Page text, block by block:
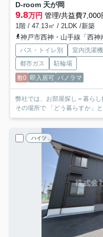
D-room 天が岡
9.8万円 管理/共益費7,000
1階 / 47.13㎡ / 2LDK /新築
神戸市西神・山手線「西神
バス・トイレ別 室内洗濯
都市ガス
駐輪場
敷0 即入居可 パノラマ
弊社では、お部屋探し＝暮ら
その場所で 「どう暮らすか」
ハイツ